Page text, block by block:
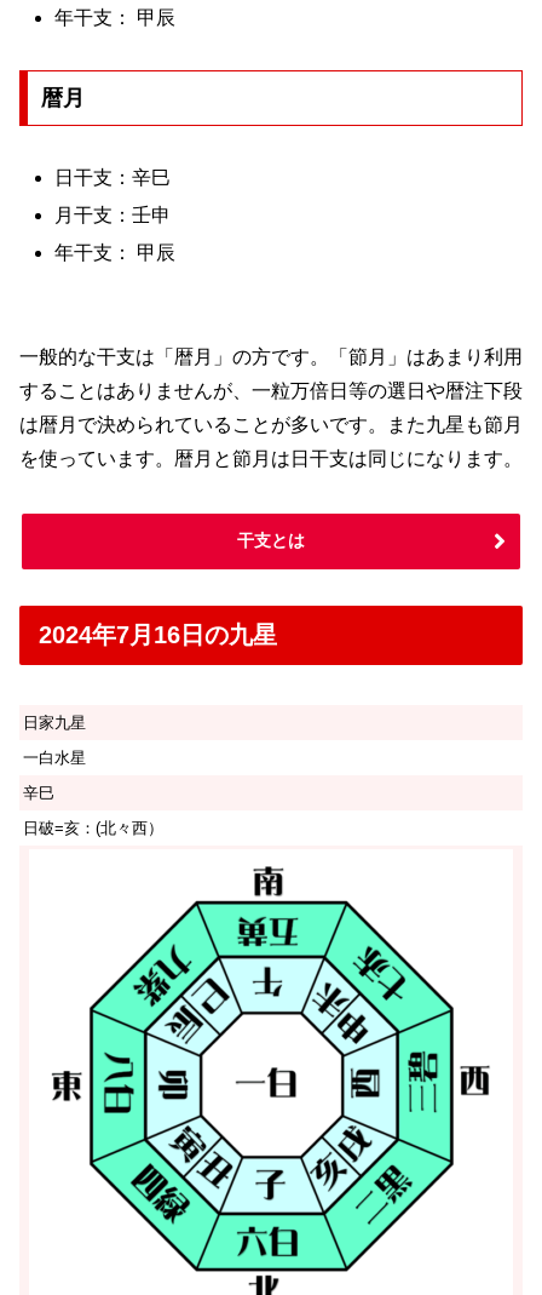
年干支： 甲辰
暦月
日干支：辛巳
月干支：壬申
年干支： 甲辰
一般的な干支は「暦月」の方です。「節月」はあまり利用
することはありませんが、一粒万倍日等の選日や暦注下段
は暦月で決められていることが多いです。また九星も節月
を使っています。暦月と節月は日干支は同じになります。
干支とは
2024年7月16日の九星
日家九星
一白水星
辛巳
日破=亥：(北々西）